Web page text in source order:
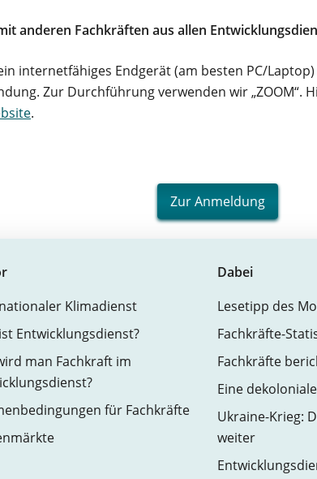
anderen Fachkräften aus allen
internetfähiges Endgerät (am besten PC/
Zur Durchführung verwenden wir „ZOOM“.
.
Zur Anmeldung
Klimadienst
Entwicklungsdienst?
man Fachkraft im
für Fachkräfte
Dabei
Lesetipp des
Fachkräfte-
Fachkräfte
Eine
Ukraine-Krieg:
weiter